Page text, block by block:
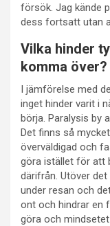
försök. Jag kände
dess fortsatt utan
Vilka hinder
komma över?
I jämförelse med
inget hinder varit i
börja. Paralysis by
Det finns så
överväldigad och
göra istället för att
därifrån. Utöver
under resan och
ont och hindrar en
göra och